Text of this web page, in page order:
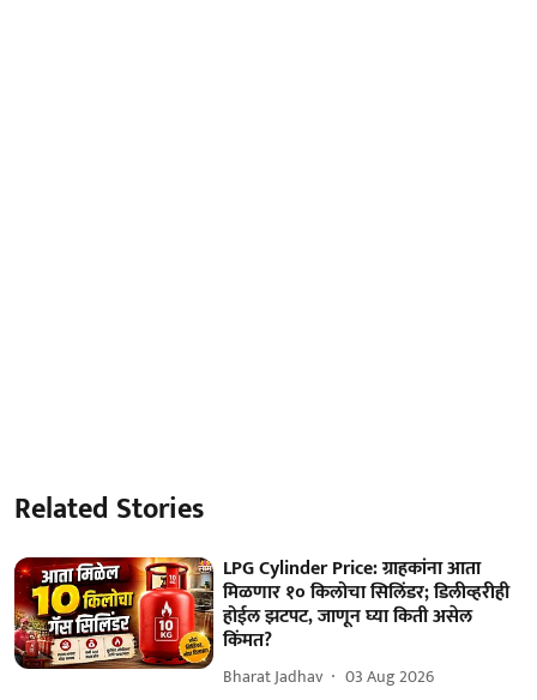
Related Stories
LPG Cylinder Price: ग्राहकांना आता
मिळणार १० किलोचा सिलिंडर; डिलीव्हरीही
होईल झटपट, जाणून घ्या किती असेल
किंमत?
Bharat Jadhav 03 Aug 2026